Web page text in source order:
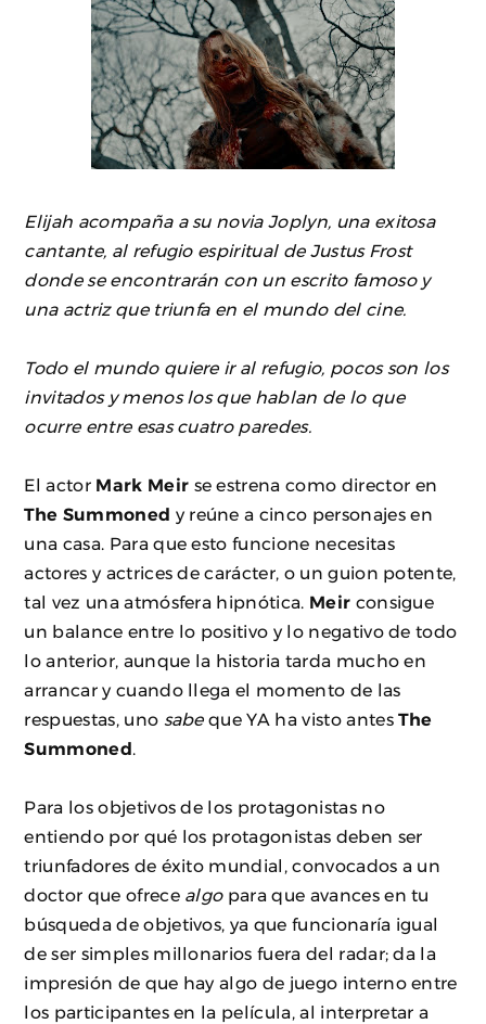
Elijah acompaña a su novia Joplyn, una exitosa
cantante, al refugio espiritual de Justus Frost
donde se encontrarán con un escrito famoso y
una actriz que triunfa en el mundo del cine.
Todo el mundo quiere ir al refugio, pocos son los
invitados y menos los que hablan de lo que
ocurre entre esas cuatro paredes.
El actor Mark Meir se estrena como director en
The Summoned y reúne a cinco personajes en
una casa. Para que esto funcione necesitas
actores y actrices de carácter, o un guion potente,
tal vez una atmósfera hipnótica. Meir consigue
un balance entre lo positivo y lo negativo de todo
lo anterior, aunque la historia tarda mucho en
arrancar y cuando llega el momento de las
respuestas, uno sabeque YA ha visto antesThe
Summoned
Para los objetivos de los protagonistas no
entiendo por qué los protagonistas deben ser
triunfadores de éxito mundial, convocados a un
doctor que ofrece algopara que avances en tu
búsqueda de objetivos, ya que funcionaría igual
de ser simples millonarios fuera del radar; da la
impresión de que hay algo de juego interno entre
los participantes en la película, al interpretar a